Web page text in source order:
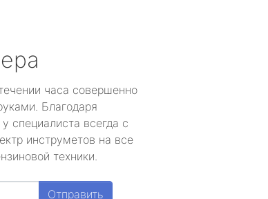
часа совершенно
Благодаря
специалиста всегда с
инструметов на все
техники.
Отправить